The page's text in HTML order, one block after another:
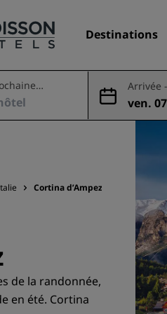
Destinations
Arrivée
ven.
08
Cortina d’Ampezzo
de la randonnée,
en été. Cortina